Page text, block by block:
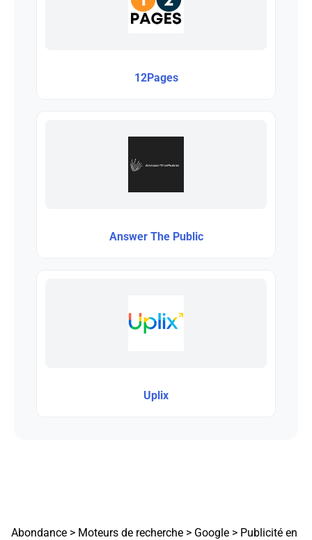
12Pages
Answer The Public
Uplix
Abondance > Moteurs de recherche > Google > Publicité en